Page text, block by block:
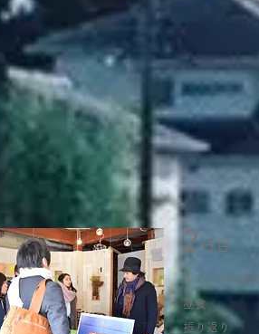
2 日目
キャンドル作
昼食
振り返り